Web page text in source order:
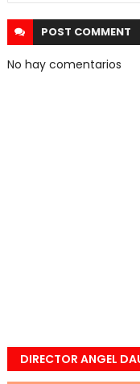
POST COMMENT
No hay comentarios
DIRECTOR ANGEL